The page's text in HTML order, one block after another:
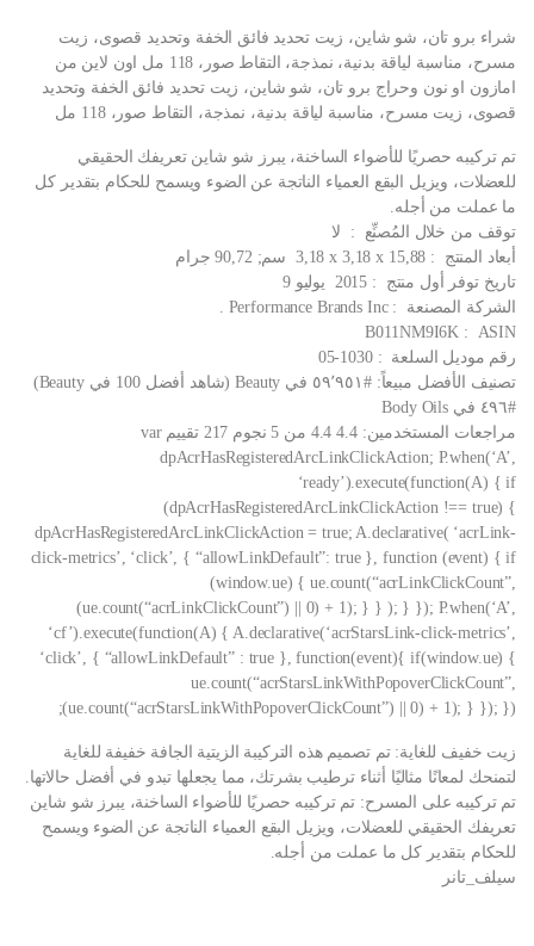
شراء برو تان، شو شاين، زيت تحديد فائق الخفة وتحديد قصوى، زيت
مسرح، مناسبة لياقة بدنية، نمذجة، التقاط صور، 118 مل اون لاين من
امازون او نون وحراج برو تان، شو شاين، زيت تحديد فائق الخفة وتحديد
قصوى، زيت مسرح، مناسبة لياقة بدنية، نمذجة، التقاط صور، 118 مل
تم تركيبه حصريًا للأضواء الساخنة، يبرز شو شاين تعريفك الحقيقي
للعضلات، ويزيل البقع العمياء الناتجة عن الضوء ويسمح للحكام بتقدير كل
ما عملت من أجله.
توقف من خلال المُصنِّع ‏ : ‎ لا
أبعاد المنتج ‏ : ‎ 3,18 x 3,18 x 15,88 سم; 90,72 جرام
تاريخ توفر أول منتج ‏ : ‎ 2015 يوليو 9
الشركة المصنعة ‏ : ‎ Performance Brands Inc.
ASIN ‏ : ‎ B011NM9I6K
رقم موديل السلعة ‏ : ‎ 05-1030
تصنيف الأفضل مبيعاً: #٥٩٬٩٥١ في Beauty (شاهد أفضل 100 في Beauty)
#٤٩٦ في Body Oils
مراجعات المستخدمين: 4.4 4.4 من 5 نجوم 217 تقييم var
dpAcrHasRegisteredArcLinkClickAction; P.when(‘A’,
‘ready’).execute(function(A) { if
(dpAcrHasRegisteredArcLinkClickAction !== true) {
dpAcrHasRegisteredArcLinkClickAction = true; A.declarative( ‘acrLink-
click-metrics’, ‘click’, { “allowLinkDefault”: true }, function (event) { if
(window.ue) { ue.count(“acrLinkClickCount”,
(ue.count(“acrLinkClickCount”) || 0) + 1); } } ); } }); P.when(‘A’,
‘cf’).execute(function(A) { A.declarative(‘acrStarsLink-click-metrics’,
‘click’, { “allowLinkDefault” : true }, function(event){ if(window.ue) {
ue.count(“acrStarsLinkWithPopoverClickCount”,
(ue.count(“acrStarsLinkWithPopoverClickCount”) || 0) + 1); } }); });
زيت خفيف للغاية: تم تصميم هذه التركيبة الزيتية الجافة خفيفة للغاية
لتمنحك لمعانًا مثاليًا أثناء ترطيب بشرتك، مما يجعلها تبدو في أفضل حالاتها.
تم تركيبه على المسرح: تم تركيبه حصريًا للأضواء الساخنة، يبرز شو شاين
تعريفك الحقيقي للعضلات، ويزيل البقع العمياء الناتجة عن الضوء ويسمح
للحكام بتقدير كل ما عملت من أجله.
سيلف_تانر